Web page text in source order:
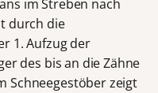
im Streben nach
durch die
1. Aufzug der
des bis an die Zähne
Schneegestöber zeigt